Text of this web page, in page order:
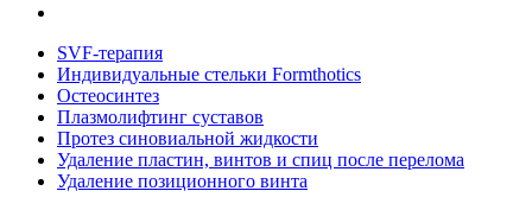
SVF-терапия
Индивидуальные стельки Formthotics
Остеосинтез
Плазмолифтинг суставов
Протез синовиальной жидкости
Удаление пластин, винтов и спиц после перелома
Удаление позиционного винта